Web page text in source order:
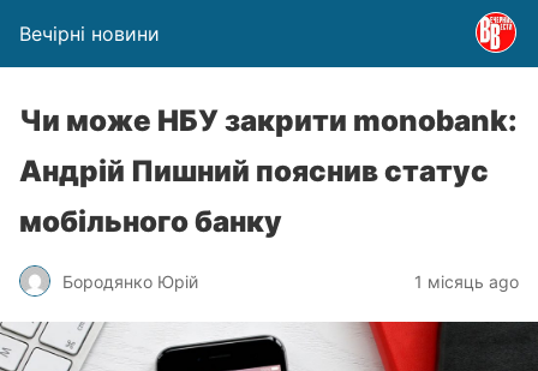
Вечірні новини
Чи може НБУ закрити monobank:
Андрій Пишний пояснив статус
мобільного банку
Бородянко Юрій 1 місяць ago